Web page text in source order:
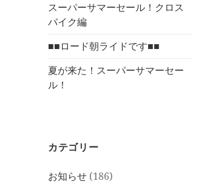
スーパーサマーセール！クロス
バイク編
■■ロード朝ライドです■■
夏が来た！スーパーサマーセー
ル！
カテゴリー
お知らせ (186)